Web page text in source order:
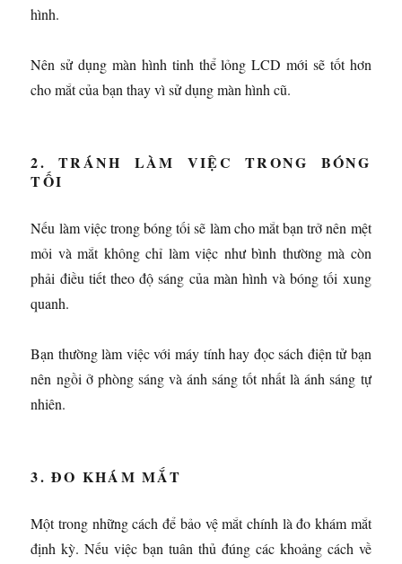
hình.
Nên sử dụng màn hình tinh thể lỏng LCD mới sẽ tốt hơn
cho mắt của bạn thay vì sử dụng màn hình cũ.
2. TRÁNH LÀM VIỆC TRONG BÓNG
TỐI
Nếu làm việc trong bóng tối sẽ làm cho mắt bạn trở nên mệt
mỏi và mắt không chỉ làm việc như bình thường mà còn
phải điều tiết theo độ sáng của màn hình và bóng tối xung
quanh.
Bạn thường làm việc với máy tính hay đọc sách điện tử bạn
nên ngồi ở phòng sáng và ánh sáng tốt nhất là ánh sáng tự
nhiên.
3. ĐO KHÁM MẮT
Một trong những cách để bảo vệ mắt chính là đo khám mắt
định kỳ. Nếu việc bạn tuân thủ đúng các khoảng cách về